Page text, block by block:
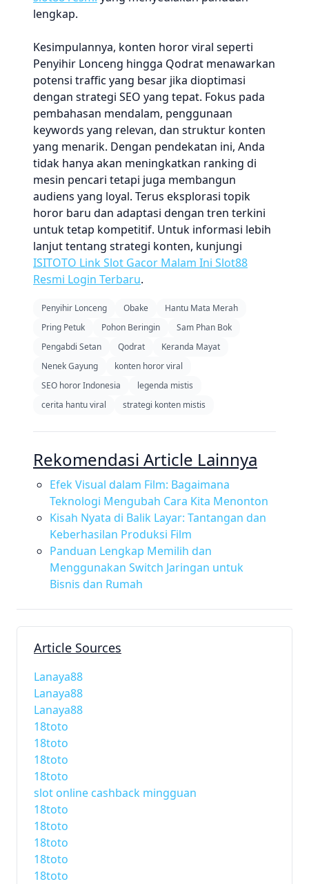
lengkap.
Kesimpulannya, konten horor viral seperti
Penyihir Lonceng hingga Qodrat menawarkan
potensi traffic yang besar jika dioptimasi
dengan strategi SEO yang tepat. Fokus pada
pembahasan mendalam, penggunaan
keywords yang relevan, dan struktur konten
yang menarik. Dengan pendekatan ini, Anda
tidak hanya akan meningkatkan ranking di
mesin pencari tetapi juga membangun
audiens yang loyal. Terus eksplorasi topik
horor baru dan adaptasi dengan tren terkini
untuk tetap kompetitif. Untuk informasi lebih
lanjut tentang strategi konten, kunjungi
ISITOTO Link Slot Gacor Malam Ini Slot88
Resmi Login Terbaru.
Penyihir Lonceng Obake
Hantu Mata Merah
Pring Petuk
Pohon Beringin
Sam Phan Bok
Pengabdi Setan
Qodrat
Keranda Mayat
Nenek Gayung
konten horor viral
SEO horor Indonesia
legenda mistis
cerita hantu viral
strategi konten mistis
Rekomendasi Article Lainnya
Efek Visual dalam Film: Bagaimana
Teknologi Mengubah Cara Kita Menonton
Kisah Nyata di Balik Layar: Tantangan dan
Keberhasilan Produksi Film
Panduan Lengkap Memilih dan
Menggunakan Switch Jaringan untuk
Bisnis dan Rumah
Article Sources
Lanaya88
Lanaya88
Lanaya88
18toto
18toto
18toto
18toto
slot online cashback mingguan
18toto
18toto
18toto
18toto
18toto